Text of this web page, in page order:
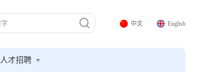
中文 English
人才招聘